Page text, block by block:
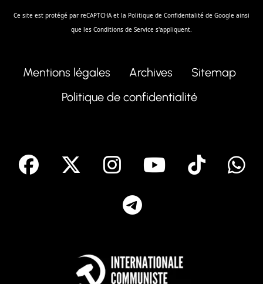
Ce site est protégé par reCAPTCHA et la Politique de Confidentalité de Google ainsi
que les Conditions de Service s'appliquent.
Mentions légales Archives
Sitemap
Politique de confidentialité
facebook Instagram
Youtube
Tik